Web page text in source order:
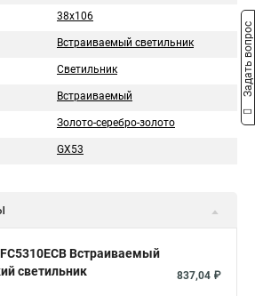
38х106
Встраиваемый светильник
Светильник
Встраиваемый
Золото-серебро-золото
GX53
Встраиваемый
светильник
837,04 ₽
Задать вопрос